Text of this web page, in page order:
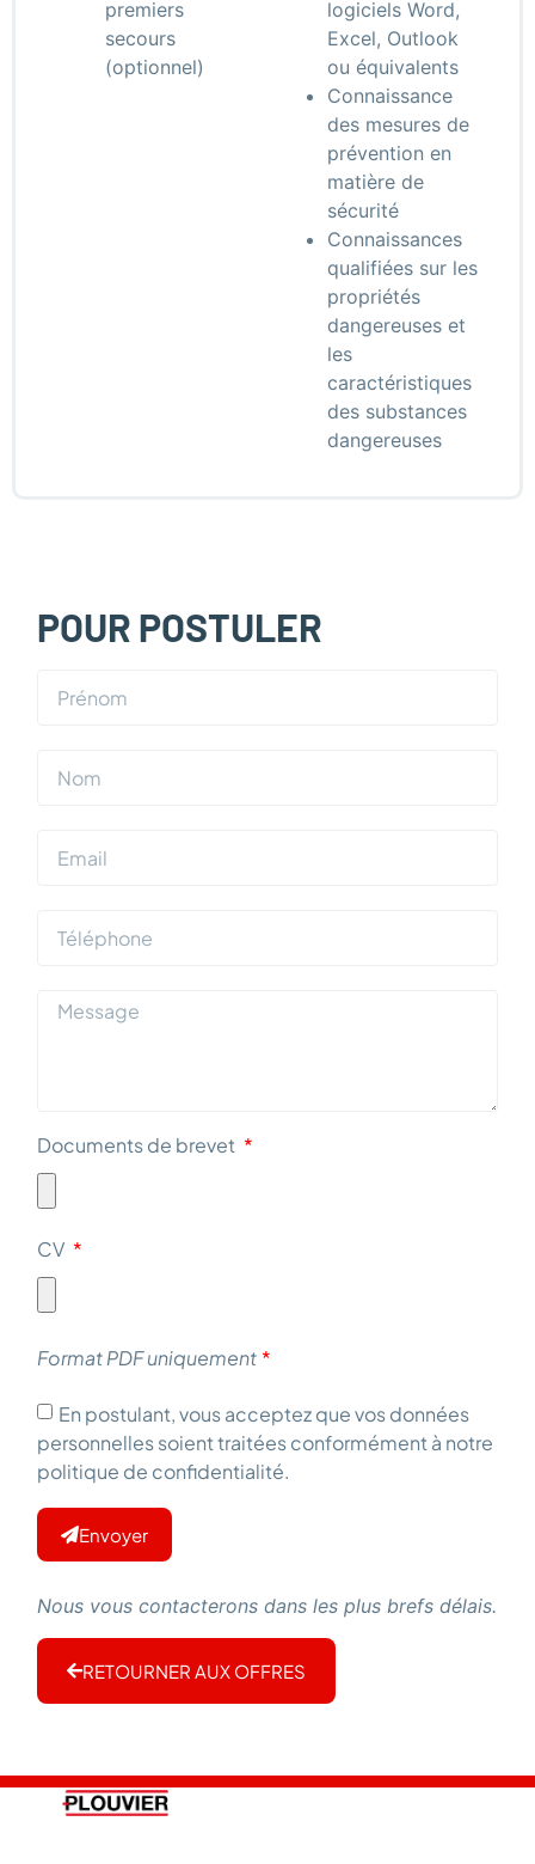
premiers
secours
(optionnel)
logiciels Word,
Excel, Outlook
ou équivalents
Connaissance
des mesures de
prévention en
matière de
sécurité
Connaissances
qualifiées sur les
propriétés
dangereuses et
les
caractéristiques
des substances
dangereuses
POUR POSTULER
Documents de brevet
CV
Format PDF uniquement
En postulant, vous acceptez que vos données
personnelles soient traitées conformément à notre
politique de confidentialité.
Envoyer
Nous vous contacterons dans les plus brefs délais.
RETOURNER AUX OFFRES